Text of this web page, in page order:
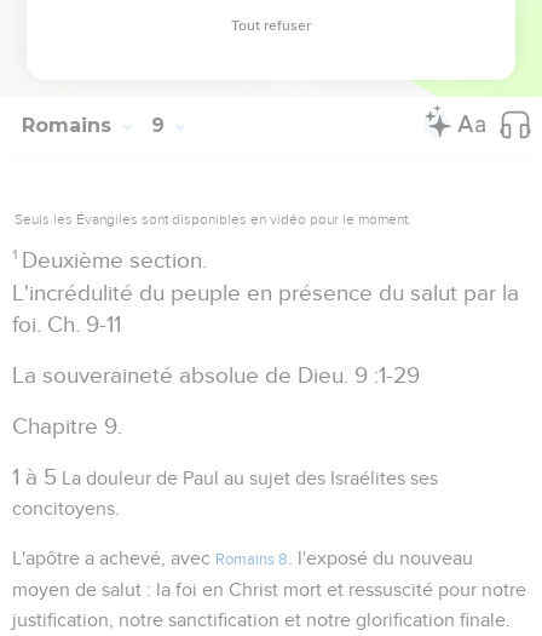
Romains 9
Seuls les Évangiles sont disponibles en vidéo pour le moment.
1 Deuxième section.
L'incrédulité du peuple en présence du salut par la
foi. Ch. 9-11
La souveraineté absolue de Dieu. 9 :1-29
Chapitre 9.
1 à 5 La douleur de Paul au sujet des Israélites ses
concitoyens.
L'apôtre a achevé, avec Romains 8
. l'exposé du nouveau
moyen de salut : la foi en Christ mort et ressuscité pour notre
justification, notre sanctification et notre glorification finale.
Tout refuser